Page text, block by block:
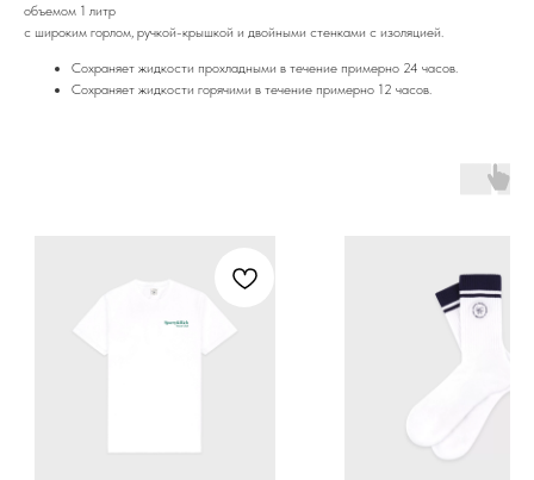
объемом 1 литр
с широким горлом, ручкой-крышкой и двойными стенками с изоляцией.
Сохраняет жидкости прохладными в течение примерно 24 часов.
Сохраняет жидкости горячими в течение примерно 12 часов.